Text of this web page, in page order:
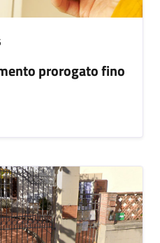
prorogato fino